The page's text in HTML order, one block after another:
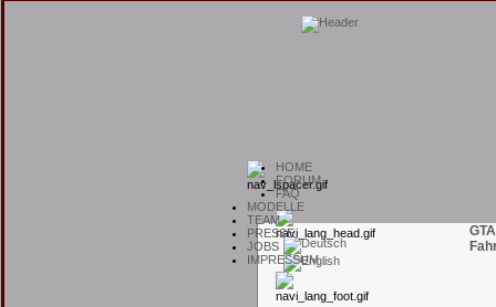
HOME
FORUM
FAQ
MODELLE
TEAM
PRESSE
JOBS
IMPRESSUM